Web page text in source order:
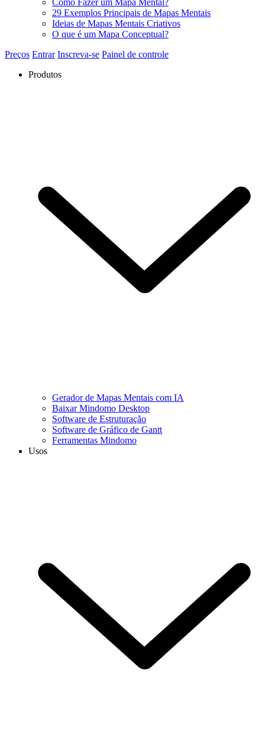
29 Exemplos Principais de Mapas Mentais
Ideias de Mapas Mentais Criativos
O que é um Mapa Conceptual?
Preços Entrar Inscreva-se Painel de controle
Produtos
Gerador de Mapas Mentais com IA
Baixar Mindomo Desktop
Software de Estruturação
Software de Gráfico de Gantt
Ferramentas Mindomo
Usos